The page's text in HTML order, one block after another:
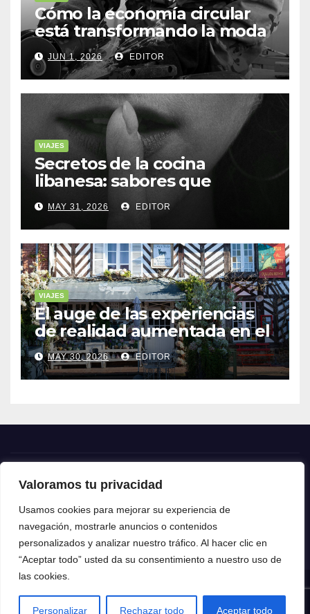
Valoramos tu privacidad
Usamos cookies para mejorar su experiencia de
navegación, mostrarle anuncios o contenidos
personalizados y analizar nuestro tráfico. Al hacer clic en
“Aceptar todo” usted da su consentimiento a nuestro uso de
las cookies.
Personalizar Rechazar todo Aceptar todo
Cómo la economía circular
está transformando la moda
sostenible
JUN 1, 2026 EDITOR
VIAJES
Secretos de la cocina
libanesa: sabores que
cuentan historias
MAY 31, 2026 EDITOR
VIAJES
El auge de las experiencias
de realidad aumentada en el
turismo
MAY 30, 2026 EDITOR
Crónica24
Crónica 24
Home
Contacto Política de privacidad